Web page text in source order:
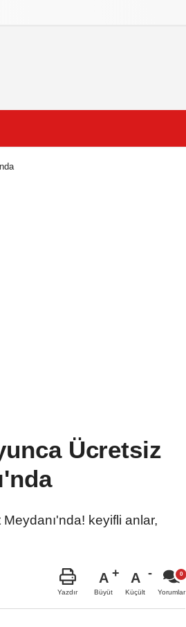
Ücretsiz
keyifli anlar,
Yazdır
A
Büyüt
A
Küçült Yorumlar